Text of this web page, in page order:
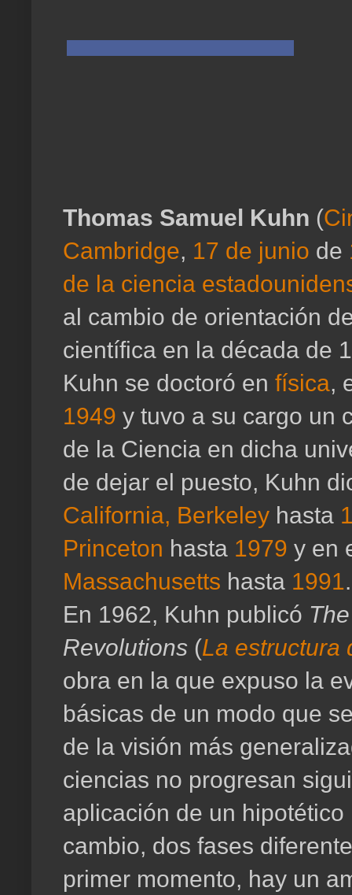
Thomas Samuel Kuhn (
Cambridge, 17 de junio de
de la ciencia
al cambio de orientación
científica en la década de
Kuhn se doctoró en física,
1949 y tuvo a su cargo un
de la Ciencia en dicha
de dejar el puesto, Kuhn
California, Berkeley hasta
Princeton hasta 1979 y en
Massachusetts hasta 1991.
En 1962, Kuhn publicó
Revolutions (La estructura
obra en la que expuso la
básicas de un modo que
de la visión más
ciencias no progresan
aplicación de un
cambio, dos fases
primer momento, hay un